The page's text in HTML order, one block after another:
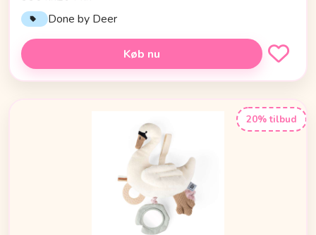
Done by Deer
Køb nu
20% tilbud